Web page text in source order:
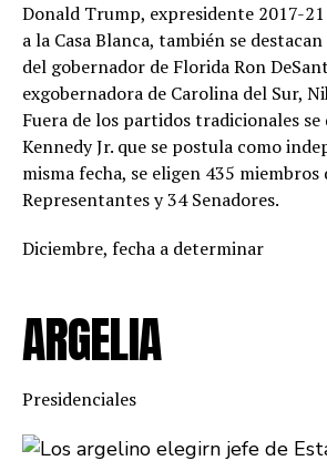
Donald Trump, expresidente 2017-
a la Casa Blanca, también se
del gobernador de Florida Ron
exgobernadora de Carolina del Sur,
Fuera de los partidos tradicionales se
Kennedy Jr. que se postula como
misma fecha, se eligen 435 miembros
Representantes y 34 Senadores.
Diciembre, fecha a determinar
ARGELIA
Presidenciales